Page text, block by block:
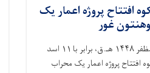
افتتاح پروژه اعمار یک
غور
امروز یک‌شنبه، ۱۸ صفرالمظفر ۱۴۴۸ هـ.ق، برابر با ۱۱ اسد
افتتاح پروژه اعمار یک محراب